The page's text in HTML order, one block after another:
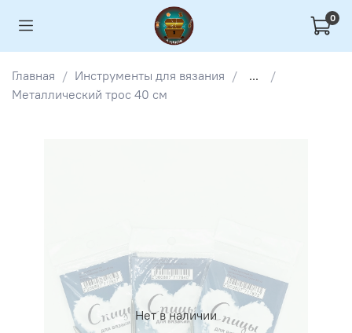
0
Главная Инструменты для вязания
...
Металлический трос 40 см
Нет в наличии